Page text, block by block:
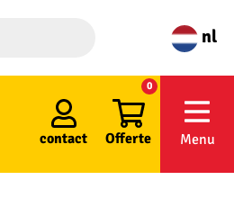
nl
contact Offerte
0
Menu